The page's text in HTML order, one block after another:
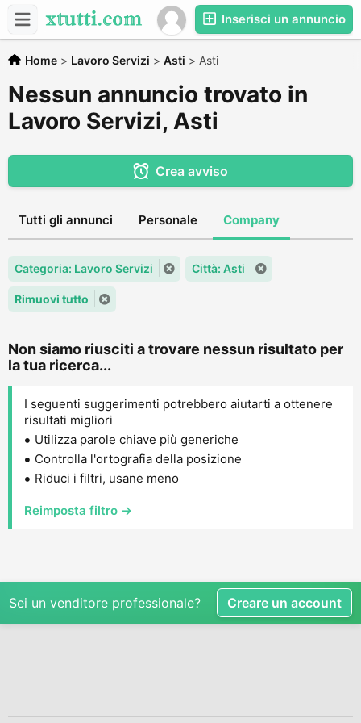
Inserisci un annuncio
Home > Lavoro Servizi > Asti > Asti
Nessun annuncio trovato in
Lavoro Servizi, Asti
Crea avviso
Tutti gli annunci Personale Company
Categoria: Lavoro Servizi Città: Asti
Rimuovi tutto
Non siamo riusciti a trovare nessun risultato per
la tua ricerca...
I seguenti suggerimenti potrebbero aiutarti a ottenere
risultati migliori
Utilizza parole chiave più generiche
Controlla l'ortografia della posizione
Riduci i filtri, usane meno
Reimposta filtro →
Sei un venditore professionale? Creare un account